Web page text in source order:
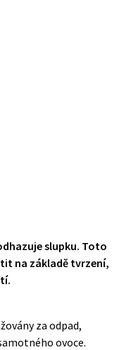
slupku. Toto
na základě tvrzení,
za odpad,
ovoce.